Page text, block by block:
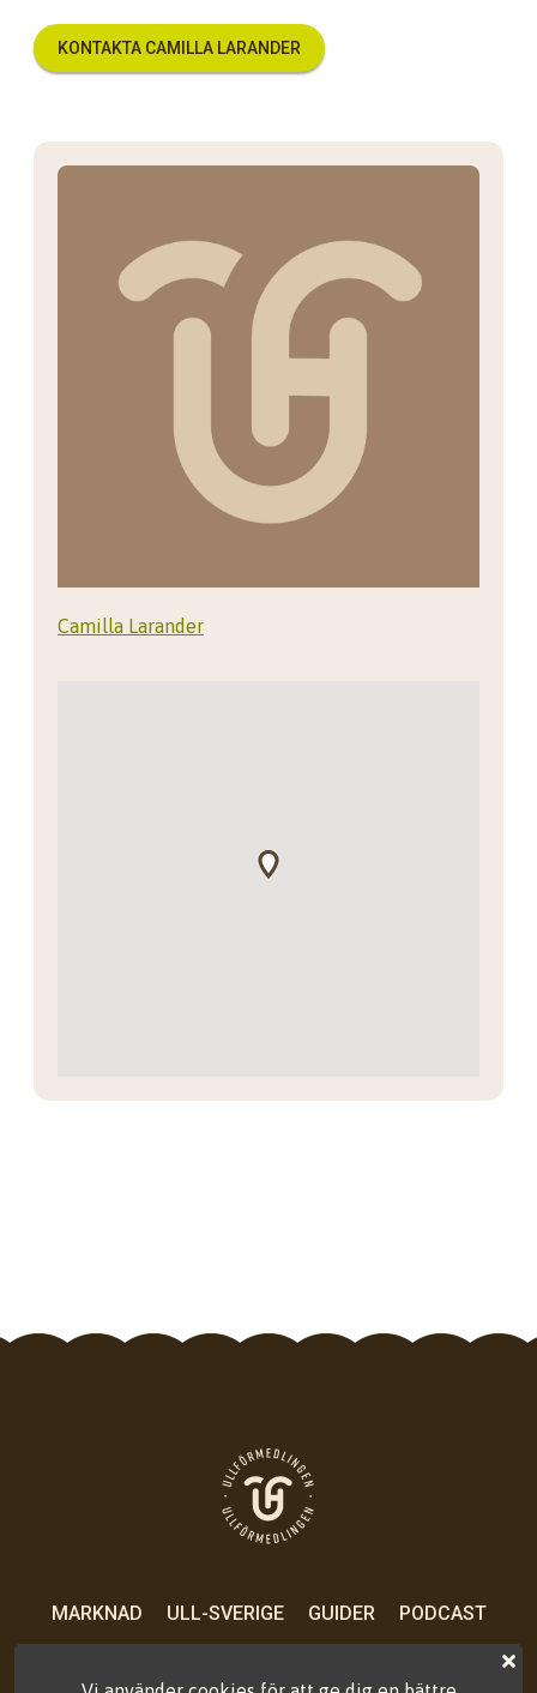
KONTAKTA CAMILLA LARANDER
Camilla Larander
MARKNAD ULL-SVERIGE GUIDER
PODCAST